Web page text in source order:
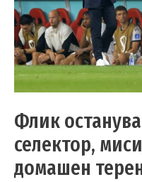
Флик
селектор,
домашен